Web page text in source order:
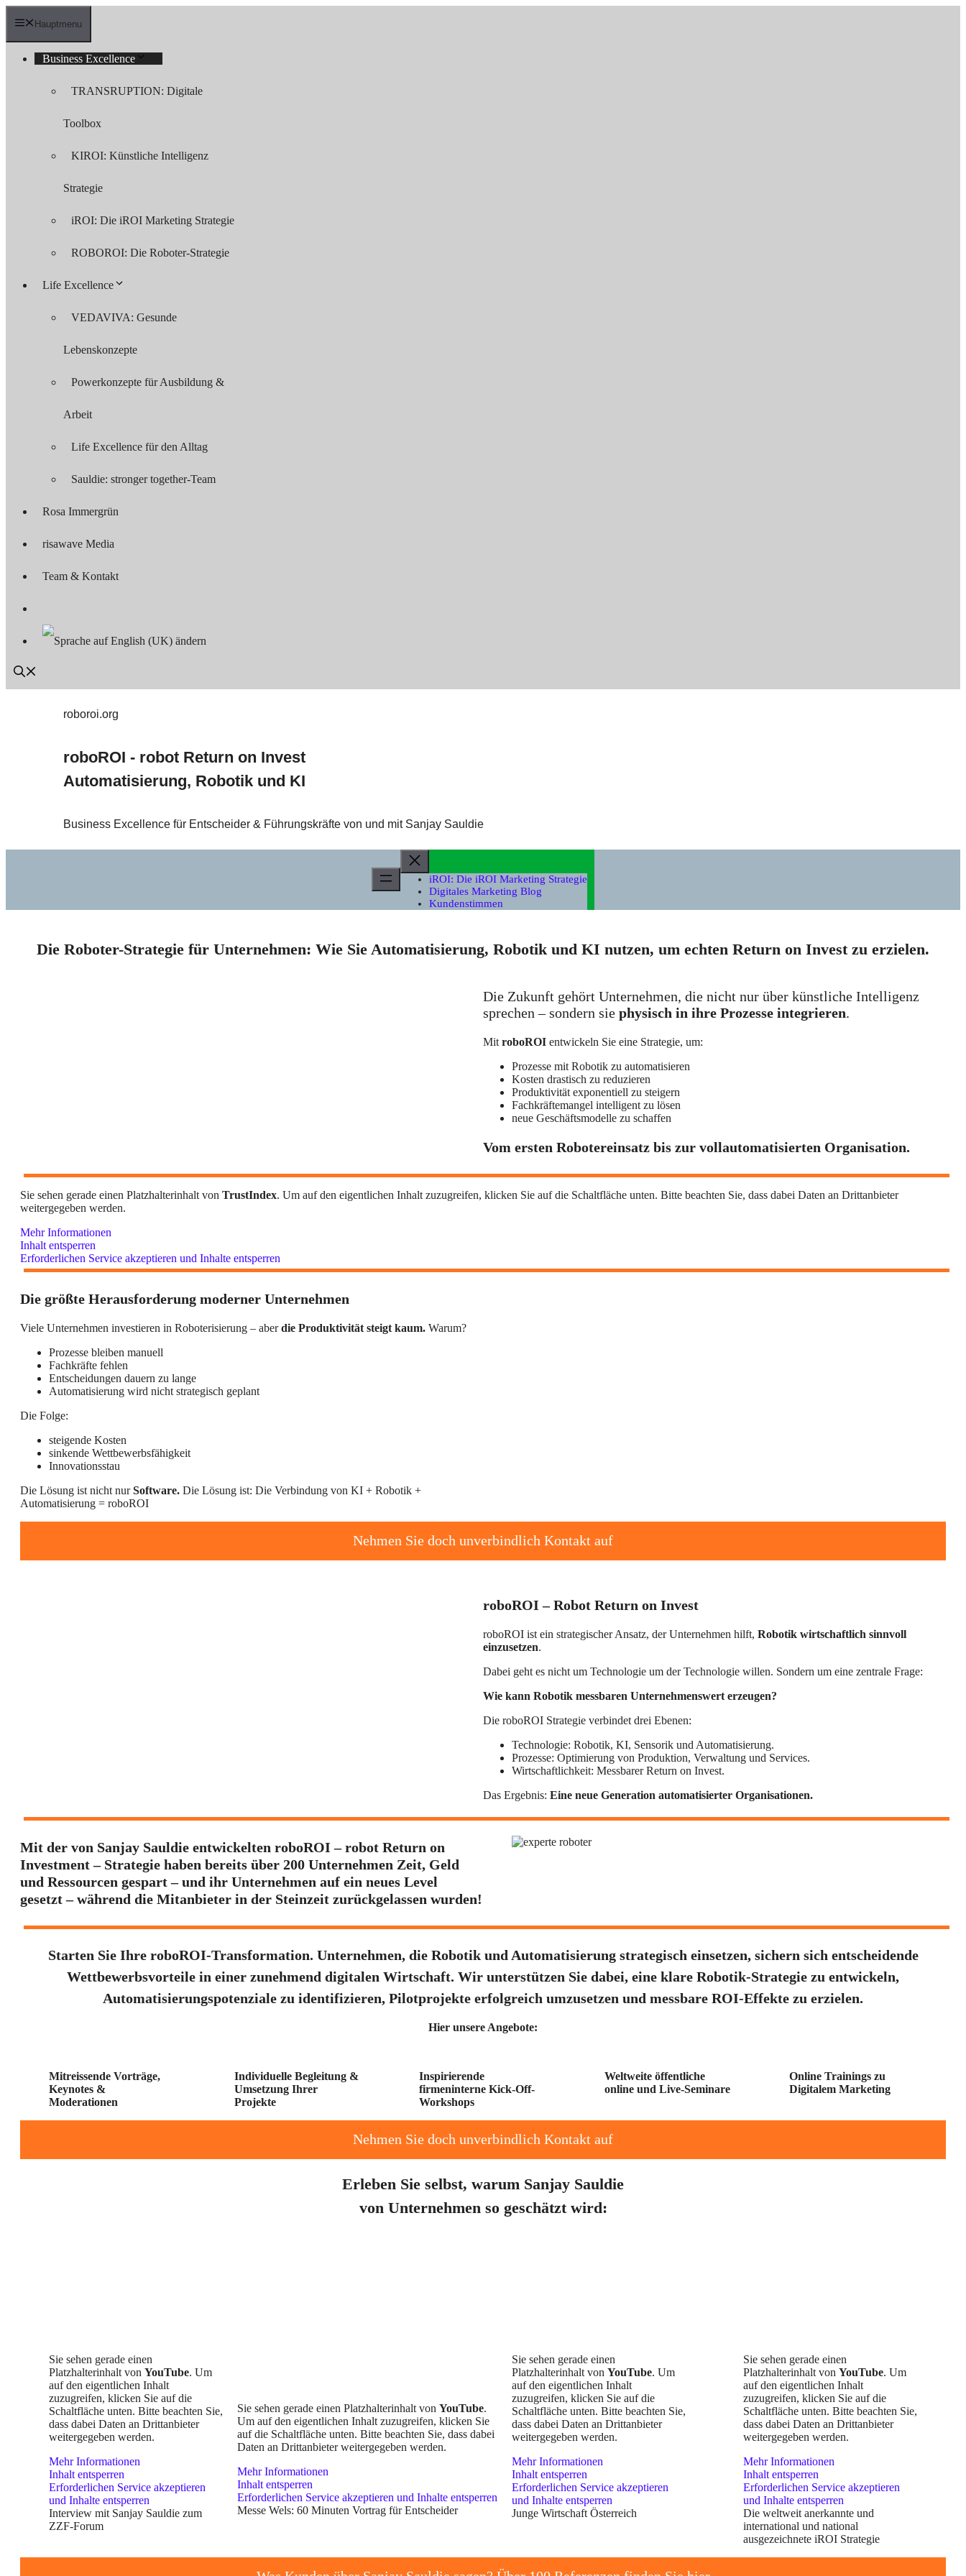
Zum
Inhalt Hauptmenu
Business Excellence
TRANSRUPTION: Digitale
Toolbox
KIROI: Künstliche Intelligenz
Strategie
iROI: Die iROI Marketing Strategie
ROBOROI: Die Roboter-Strategie
Life Excellence
VEDAVIVA: Gesunde
Lebenskonzepte
Powerkonzepte für Ausbildung &
Arbeit
Life Excellence für den Alltag
Sauldie: stronger together-Team
Rosa Immergrün
risawave Media
Team & Kontakt
roboroi.org
roboROI - robot Return on Invest
Automatisierung, Robotik und KI
Business Excellence für Entscheider & Führungskräfte von und mit Sanjay Sauldie
iROI: Die iROI Marketing Strategie
Digitales Marketing Blog
Kundenstimmen
Die Roboter-Strategie für Unternehmen: Wie Sie Automatisierung, Robotik und KI nutzen, um echten Return on Invest zu erzielen.
Die Zukunft gehört Unternehmen, die nicht nur über künstliche Intelligenz
sprechen – sondern sie physisch in ihre Prozesse integrieren.
Mit roboROI entwickeln Sie eine Strategie, um:
Prozesse mit Robotik zu automatisieren
Kosten drastisch zu reduzieren
Produktivität exponentiell zu steigern
Fachkräftemangel intelligent zu lösen
neue Geschäftsmodelle zu schaffen
Vom ersten Robotereinsatz bis zur vollautomatisierten Organisation.
Sie sehen gerade einen Platzhalterinhalt von TrustIndex. Um auf den eigentlichen Inhalt zuzugreifen, klicken Sie auf die Schaltfläche unten. Bitte beachten Sie, dass dabei Daten an Drittanbieter
weitergegeben werden.
Mehr Informationen
Inhalt entsperren
Erforderlichen Service akzeptieren und Inhalte entsperren
Die größte Herausforderung moderner Unternehmen
Viele Unternehmen investieren in Roboterisierung – aberdie Produktivität steigt kaum. Warum?
Prozesse bleiben manuell
Fachkräfte fehlen
Entscheidungen dauern zu lange
Automatisierung wird nicht strategisch geplant
Die Folge:
steigende Kosten
sinkende Wettbewerbsfähigkeit
Innovationsstau
Die Lösung ist nicht nurSoftware. Die Lösung ist: Die Verbindung von KI + Robotik +
Automatisierung = roboROI
Nehmen Sie doch unverbindlich Kontakt auf
roboROI – Robot Return on Invest
roboROI ist ein strategischer Ansatz, der Unternehmen hilft, Robotik wirtschaftlich sinnvoll
einzusetzen.
Dabei geht es nicht um Technologie um der Technologie willen. Sondern um eine zentrale Frage:
Wie kann Robotik messbaren Unternehmenswert erzeugen?
Die roboROI Strategie verbindet drei Ebenen:
Technologie: Robotik, KI, Sensorik und Automatisierung.
Prozesse: Optimierung von Produktion, Verwaltung und Services.
Wirtschaftlichkeit: Messbarer Return on Invest.
Das Ergebnis: Eine neue Generation automatisierter Organisationen.
Mit der von Sanjay Sauldie entwickelten roboROI – robot Return on
Investment – Strategie haben bereits über 200 Unternehmen Zeit, Geld
und Ressourcen gespart – und ihr Unternehmen auf ein neues Level
gesetzt – während die Mitanbieter in der Steinzeit zurückgelassen wurden!
Starten Sie Ihre roboROI-Transformation. Unternehmen, die Robotik und Automatisierung strategisch einsetzen, sichern sich entscheidende
Wettbewerbsvorteile in einer zunehmend digitalen Wirtschaft. Wir unterstützen Sie dabei, eine klare Robotik-Strategie zu entwickeln,
Automatisierungspotenziale zu identifizieren, Pilotprojekte erfolgreich umzusetzen und messbare ROI-Effekte zu erzielen.
Hier unsere Angebote:
Mitreissende Vorträge,
Keynotes &
Moderationen
Individuelle Begleitung &
Umsetzung Ihrer
Projekte
Inspirierende
firmeninterne Kick-Off-
Workshops
Weltweite öffentliche
online und Live-Seminare
Online Trainings zu
Digitalem Marketing
Nehmen Sie doch unverbindlich Kontakt auf
Erleben Sie selbst, warum Sanjay Sauldie
von Unternehmen so geschätzt wird:
Sie sehen gerade einen
Platzhalterinhalt von YouTube. Um
auf den eigentlichen Inhalt
zuzugreifen, klicken Sie auf die
Schaltfläche unten. Bitte beachten Sie,
dass dabei Daten an Drittanbieter
weitergegeben werden.
Mehr Informationen
Inhalt entsperren
Erforderlichen Service akzeptieren
und Inhalte entsperren
Interview mit Sanjay Sauldie zum
ZZF-Forum
Sie sehen gerade einen Platzhalterinhalt von YouTube.
Um auf den eigentlichen Inhalt zuzugreifen, klicken Sie
auf die Schaltfläche unten. Bitte beachten Sie, dass dabei
Daten an Drittanbieter weitergegeben werden.
Mehr Informationen
Inhalt entsperren
Erforderlichen Service akzeptieren und Inhalte entsperren
Messe Wels: 60 Minuten Vortrag für Entscheider
Sie sehen gerade einen
Platzhalterinhalt von YouTube. Um
auf den eigentlichen Inhalt
zuzugreifen, klicken Sie auf die
Schaltfläche unten. Bitte beachten Sie,
dass dabei Daten an Drittanbieter
weitergegeben werden.
Mehr Informationen
Inhalt entsperren
Erforderlichen Service akzeptieren
und Inhalte entsperren
Junge Wirtschaft Österreich
Sie sehen gerade einen
Platzhalterinhalt von YouTube. Um
auf den eigentlichen Inhalt
zuzugreifen, klicken Sie auf die
Schaltfläche unten. Bitte beachten Sie,
dass dabei Daten an Drittanbieter
weitergegeben werden.
Mehr Informationen
Inhalt entsperren
Erforderlichen Service akzeptieren
und Inhalte entsperren
Die weltweit anerkannte und
international und national
ausgezeichnete iROI Strategie